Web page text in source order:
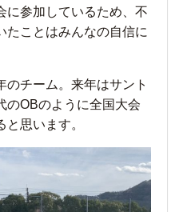
に参加しているため、不
たことはみんなの自信に
のチーム。来年はサント
のOBのように全国大会
思います。